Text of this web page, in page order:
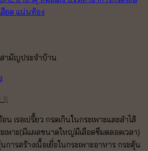
ามัญประจำบ้าน
.
is:
2,250.00 ฿.
น เรอเปรี้ยว กรดเกินในกระเพาะและลำไส้
พาะ(มีแผลขนาดใหญ่มีเลือดซึมตลอดเวลา)
ารสร้างเนื้อเยื่อในกระเพาะอาหาร กระตุ้น